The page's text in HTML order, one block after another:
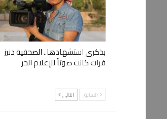
بذكرى استشهادها.. الصحفية دنيز
فرات كانت صوتاً للإعلام الحر
السابق التالي